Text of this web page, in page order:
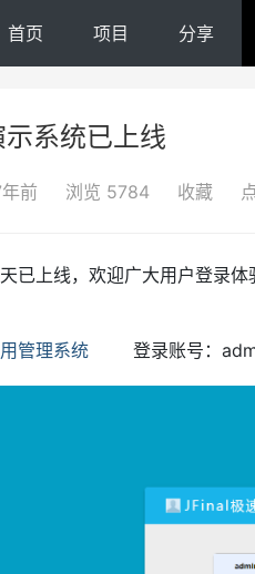
首页 项目 分享
系统已上线
前 浏览 5784 收藏
已上线，欢迎广大用户登录
管理系统 登录账号：